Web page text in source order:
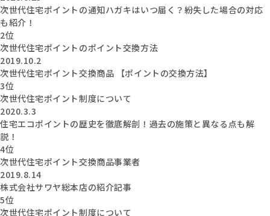
次世代住宅ポイントの通知ハガキはいつ届く？紛失した場合の対応
も紹介！
2位
次世代住宅ポイントのポイント交換方法
2019.10.2
次世代住宅ポイント交換商品 【ポイントの交換方法】
3位
次世代住宅ポイント制度について
2020.3.3
住宅エコポイントの歴史を徹底解剖！過去の施策と異なる点も解
説！
4位
次世代住宅ポイント交換商品事業者
2019.8.14
株式会社サワヤ総本店の紹介記事
5位
次世代住宅ポイント制度について